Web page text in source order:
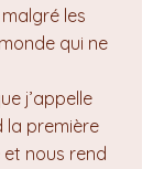
malgré les
qui ne
j’appelle
la première
et nous rend